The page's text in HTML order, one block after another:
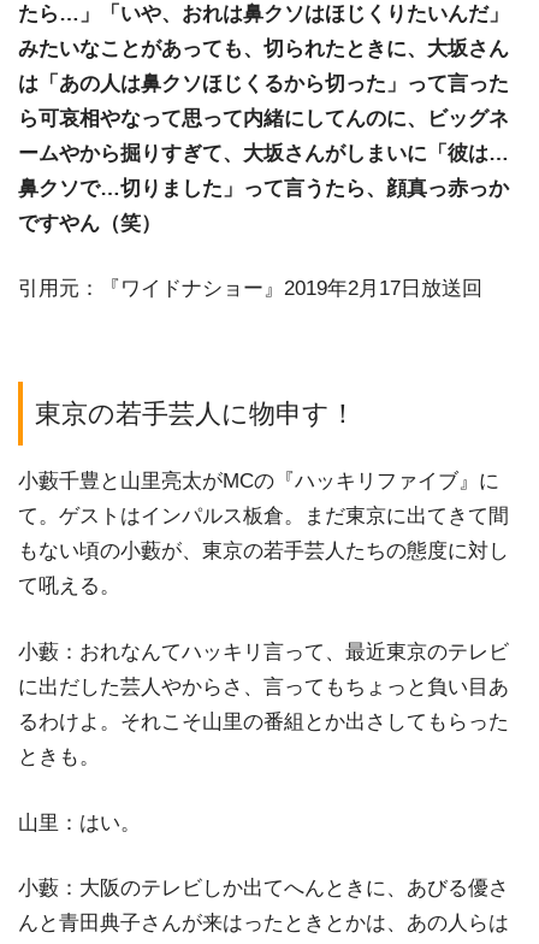
たら…」「いや、おれは鼻クソはほじくりたいんだ」
みたいなことがあっても、切られたときに、大坂さん
は「あの人は鼻クソほじくるから切った」って言った
ら可哀相やなって思って内緒にしてんのに、ビッグネ
ームやから掘りすぎて、大坂さんがしまいに「彼は…
鼻クソで…切りました」って言うたら、顔真っ赤っか
ですやん（笑）
引用元：『ワイドナショー』2019年2月17日放送回
東京の若手芸人に物申す！
小藪千豊と山里亮太がMCの『ハッキリファイブ』に
て。ゲストはインパルス板倉。まだ東京に出てきて間
もない頃の小藪が、東京の若手芸人たちの態度に対し
て吼える。
小藪：おれなんてハッキリ言って、最近東京のテレビ
に出だした芸人やからさ、言ってもちょっと負い目あ
るわけよ。それこそ山里の番組とか出さしてもらった
ときも。
山里：はい。
小藪：大阪のテレビしか出てへんときに、あびる優さ
んと青田典子さんが来はったときとかは、あの人らは